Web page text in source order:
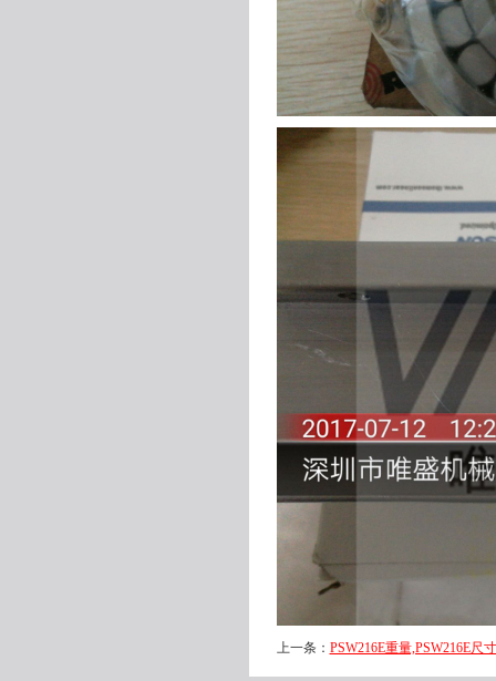
上一条： PSW216E重量,PSW216E尺